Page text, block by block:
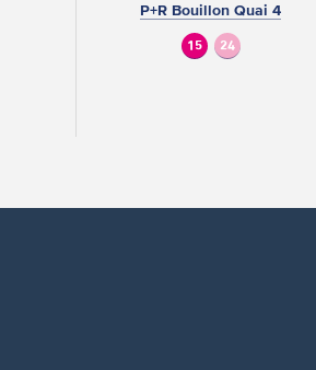
P+R Bouillon Quai 4
15 24